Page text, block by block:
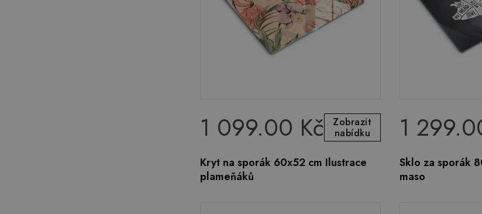
1 099.00 Kč
Zobrazit
nabídku
Kryt na sporák 60x52 cm Ilustrace
plameňáků
1
Sklo za sporák
maso